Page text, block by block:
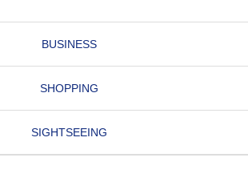
BUSINESS
SHOPPING
SIGHTSEEING